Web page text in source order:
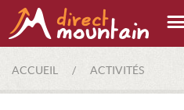
ACCUEIL / ACTIVITÉS